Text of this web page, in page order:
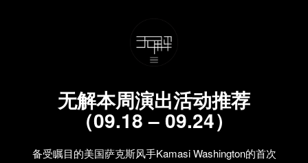
无解本周演出活动推荐
（09.18 – 09.24）
备受瞩目的美国萨克斯风手Kamasi Washington的首次